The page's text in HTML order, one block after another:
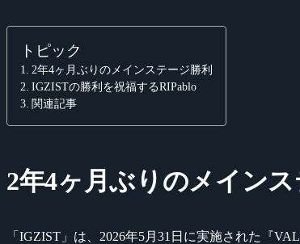
トピック
2年4ヶ月ぶりのメインステージ勝利
IGZISTの勝利を祝福するRIPablo
関連記事
2年4ヶ月ぶりのメインス
「IGZIST」は、2026年5月31日に実施された『